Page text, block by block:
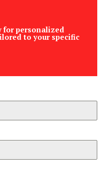
for personalized
to your specific